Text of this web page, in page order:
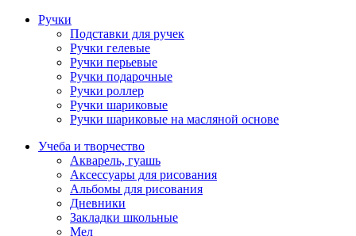
Ручки
Подставки для ручек
Ручки гелевые
Ручки перьевые
Ручки подарочные
Ручки роллер
Ручки шариковые
Ручки шариковые на масляной основе
Учеба и творчество
Акварель, гуашь
Аксессуары для рисования
Альбомы для рисования
Дневники
Закладки школьные
Мел